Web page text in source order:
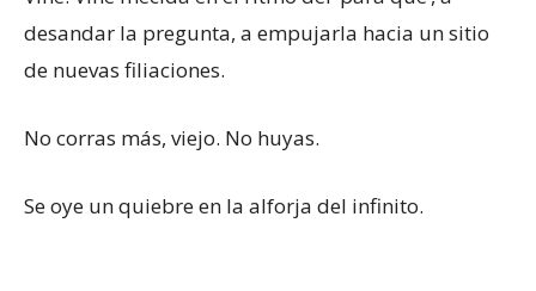
desandar la pregunta, a empujarla hacia un sitio
de nuevas filiaciones.
No corras más, viejo. No huyas.
Se oye un quiebre en la alforja del infinito.